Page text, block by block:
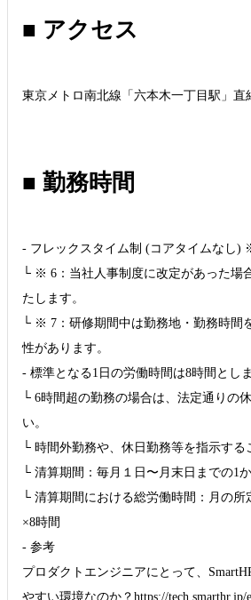
■ アクセス
東京メトロ南北線「六本木一丁目駅」直
■ 勤務時間
- フレックスタイム制 (コアタイムなし
└ ※ 6：当社人事制度に改定があった場
たします。
└ ※ 7：研修期間中は勤務地・勤務時間
性があります。
- 標準となる1日の労働時間は8時間としま
└ 6時間超の勤務の場合は、法定通りの
い。
└ 時間外勤務や、休日勤務等を指示する
└ 清算期間：毎月１日〜月末日までの1
└ 清算期間における総労働時間：月の所
×8時間
- 参考
プロダクトエンジニアにとって、
やすい環境なのか？https://tech.smarthr.jp/